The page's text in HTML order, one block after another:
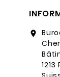
location_on